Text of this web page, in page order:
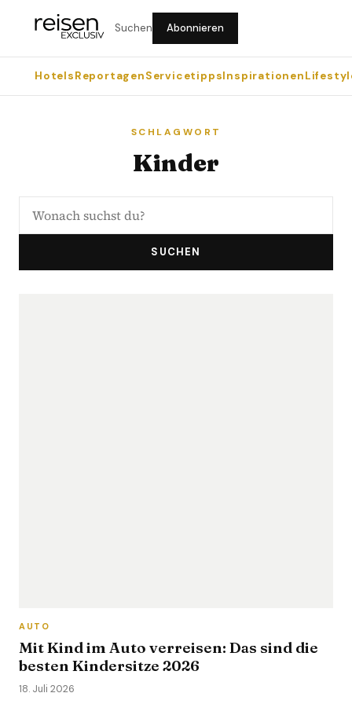
Suchen Abonnieren
HotelsReportagenServicetippsInspirationen
SCHLAGWORT
Kinder
SUCHEN
AUTO
Mit Kind im Auto verreisen: Das sind die
besten Kindersitze 2026
18. Juli 2026